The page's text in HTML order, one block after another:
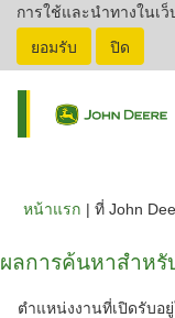
การใช้และนำทางในเ
ยอมรับ
ปิด
หน้าแรก | ที่ John
ผลการค้นหาสำหรั
ตำแหน่งงานที่เปิดรับอ